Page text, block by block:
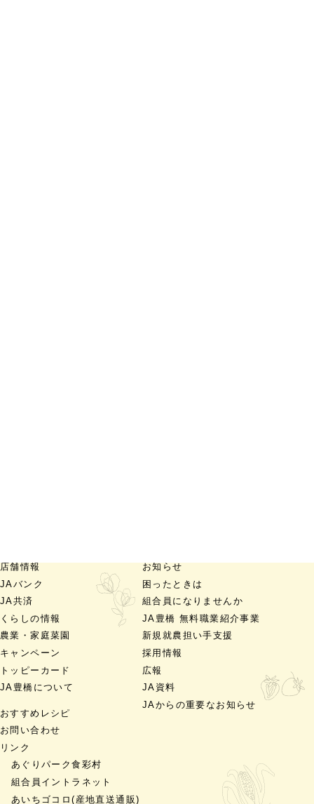
店舗情報
JAバンク
JA共済
くらしの情報
農業・家庭菜園
キャンペーン
トッピーカード
JA豊橋について
お知らせ
困ったときは
組合員になりませんか
JA豊橋 無料職業紹介事業
新規就農担い手支援
採用情報
広報
JA資料
JAからの重要なお知らせ
おすすめレシピ
お問い合わせ
リンク
あぐりパーク食彩村
組合員イントラネット
あいちゴコロ(産地直送通販)